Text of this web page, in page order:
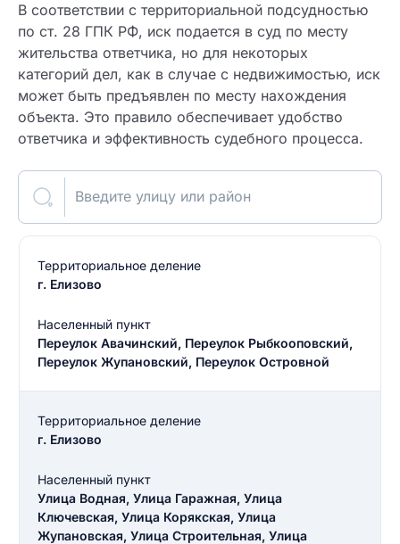
В соответствии с территориальной подсудностью
по ст. 28 ГПК РФ, иск подается в суд по месту
жительства ответчика, но для некоторых
категорий дел, как в случае с недвижимостью, иск
может быть предъявлен по месту нахождения
объекта. Это правило обеспечивает удобство
ответчика и эффективность судебного процесса.
Введите улицу или район
Территориальное деление
г. Елизово
Населенный пункт
Переулок Авачинский, Переулок Рыбкооповский,
Переулок Жупановский, Переулок Островной
Территориальное деление
г. Елизово
Населенный пункт
Улица Водная, Улица Гаражная, Улица
Ключевская, Улица Корякская, Улица
Жупановская, Улица Строительная, Улица